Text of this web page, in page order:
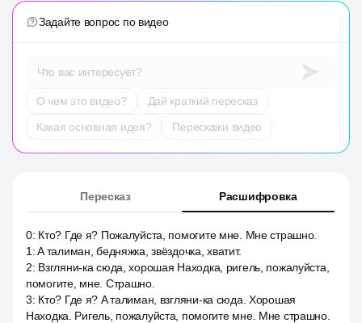
Задайте вопрос по видео
Что вас интересует?
О чем это видео?
Дай краткий пересказ
Какая основная идея?
Перескажи видео
Пересказ Расшифровка
0: Кто? Где я? Пожалуйста, помогите мне. Мне страшно.
1 :A талиман, бедняжка, звёздочка, хватит.
2: Взгляни-ка сюда, хорошая Находка, ригель, пожалуйста,
помогите, мне. Страшно.
3: Кто? Где я? A талиман, взгляни-ка сюда. Хорошая
Находка. Ригель, пожалуйста, помогите мне. Мне страшно.